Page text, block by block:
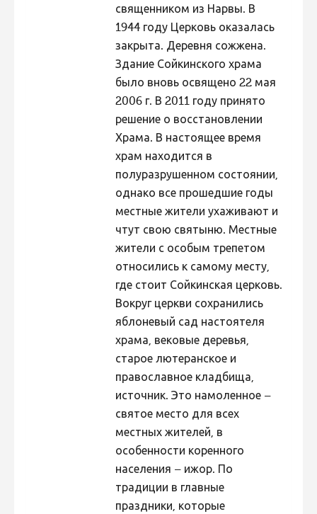
священником из Нарвы. В
1944 году Церковь оказалась
закрыта. Деревня сожжена.
Здание Сойкинского храма
было вновь освящено 22 мая
2006 г. В 2011 году принято
решение о восстановлении
Храма. В настоящее время
храм находится в
полуразрушенном состоянии,
однако все прошедшие годы
местные жители ухаживают и
чтут свою святыню. Местные
жители с особым трепетом
относились к самому месту,
где стоит Сойкинская церковь.
Вокруг церкви сохранились
яблоневый сад настоятеля
храма, вековые деревья,
старое лютеранское и
православное кладбища,
источник. Это намоленное –
святое место для всех
местных жителей, в
особенности коренного
населения – ижор. По
традиции в главные
праздники, которые